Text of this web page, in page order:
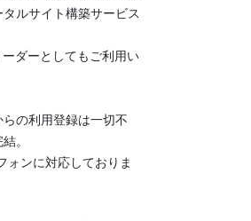
ルサイト構築サービス
ダーとしてもご利用い
の利用登録は一切不
。
ォンに対応しておりま